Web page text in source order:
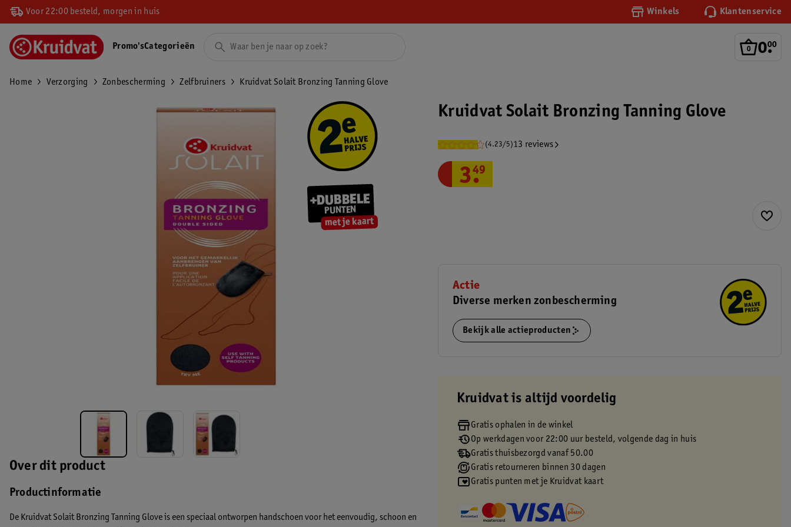
Voor 22:00 besteld, morgen in huis Winkels Klantenservice
0.
00
Promo'sCategorieën
Home Verzorging Zonbescherming Zelfbruiners Kruidvat Solait Bronzing Tanning Glove
Over dit product
Productinformatie
De Kruidvat Solait Bronzing Tanning Glove is een speciaal ontworpen handschoen voor het eenvoudig, schoon en
Kruidvat Solait Bronzing Tanning Glove
(4.23/5)13 reviews
3.
49
Actie
Diverse merken zonbescherming
Bekijk alle actieproducten
Kruidvat is altijd voordelig
Gratis ophalen in de winkel
Op werkdagen voor 22:00 uur besteld, volgende dag in huis
Gratis thuisbezorgd vanaf 50.00
Gratis retourneren binnen 30 dagen
Gratis punten met je Kruidvat kaart